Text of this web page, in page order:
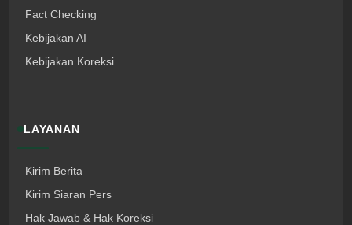
Fact Checking
Kebijakan AI
Kebijakan Koreksi
LAYANAN
Kirim Berita
Kirim Siaran Pers
Hak Jawab & Hak Koreksi